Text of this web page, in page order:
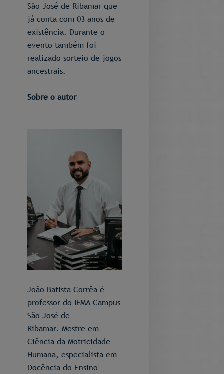
São José de Ribamar que
já conta com 03 anos de
existência. Durante o
evento também foi
realizado sorteio de jogos
ancestrais.
Sobre o autor
João Batista Corrêa é
professor do IFMA Campus
São José de
Ribamar. Mestre em
Ciência da Motricidade
Humana, especialista em
Docência do Ensino